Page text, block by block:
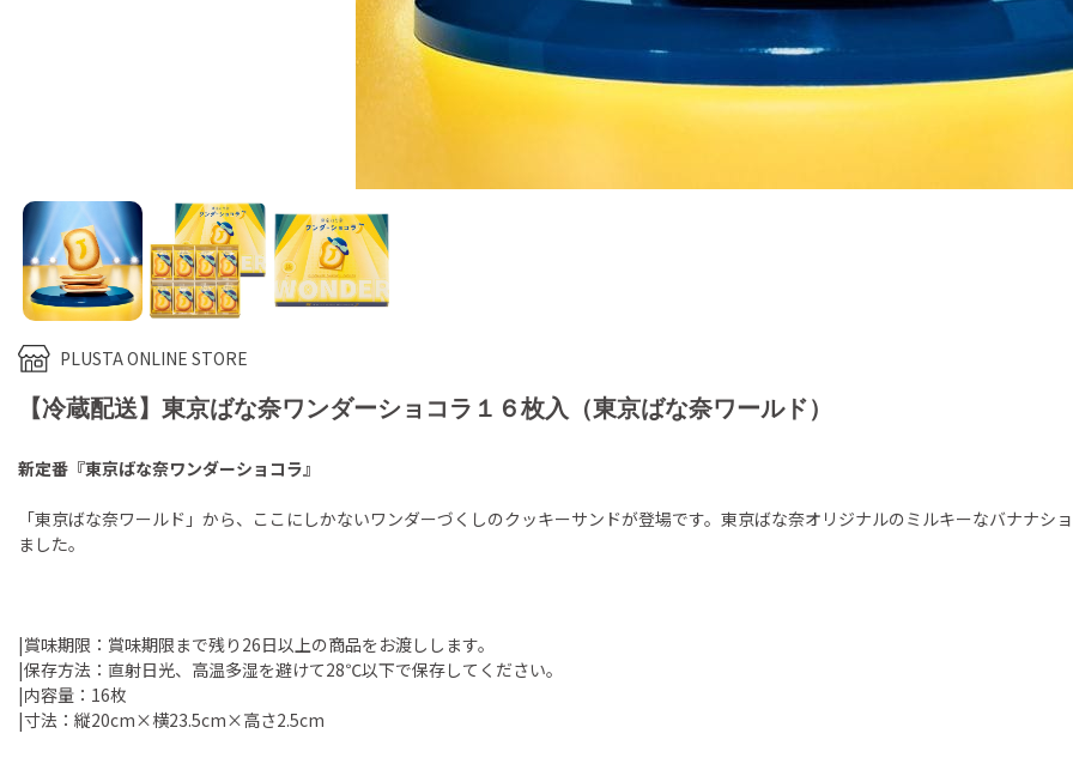
PLUSTA ONLINE STORE
【冷蔵配送】東京ばな奈ワンダーショコラ１６枚入（東京ばな奈ワールド）
新定番『東京ばな奈ワンダーショコラ』
「東京ばな奈ワールド」から、ここにしかないワンダーづくしのクッキーサンドが登場です。東京ばな奈オリジナルのミルキーなバナナ
ました。
|賞味期限：賞味期限まで残り26日以上の商品をお渡しします。
|保存方法：直射日光、高温多湿を避けて28℃以下で保存してください。
|内容量：16枚
|寸法：縦20cm×横23.5cm×高さ2.5cm